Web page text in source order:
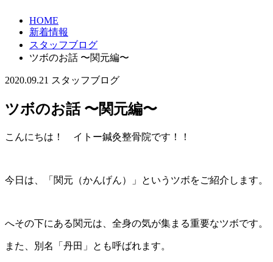
HOME
新着情報
スタッフブログ
ツボのお話 〜関元編〜
2020.09.21 スタッフブログ
ツボのお話 〜関元編〜
こんにちは！ イトー鍼灸整骨院です！！
今日は、「関元（かんげん）」というツボをご紹介します。
へその下にある関元は、全身の気が集まる重要なツボです。
また、別名「丹田」とも呼ばれます。